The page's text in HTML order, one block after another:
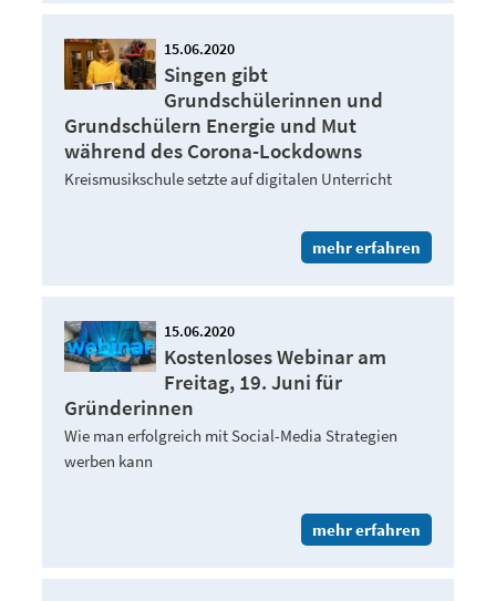
15.06.2020
Singen gibt
Grundschülerinnen und
Grundschülern Energie und Mut
während des Corona-Lockdowns
Kreismusikschule setzte auf digitalen Unterricht
mehr erfahren
15.06.2020
Kostenloses Webinar am
Freitag, 19. Juni für
Gründerinnen
Wie man erfolgreich mit Social-Media Strategien
werben kann
mehr erfahren